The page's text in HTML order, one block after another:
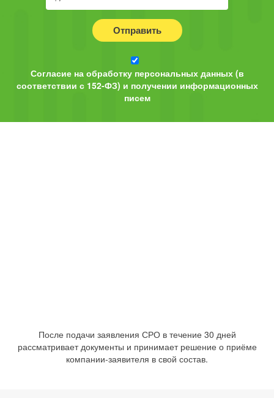
Отправить
Согласие на обработку персональных данных (в
соответствии с 152-ФЗ) и получении информационных
писем
После подачи заявления СРО в течение 30 дней
рассматривает документы и принимает решение о приёме
компании-заявителя в свой состав.